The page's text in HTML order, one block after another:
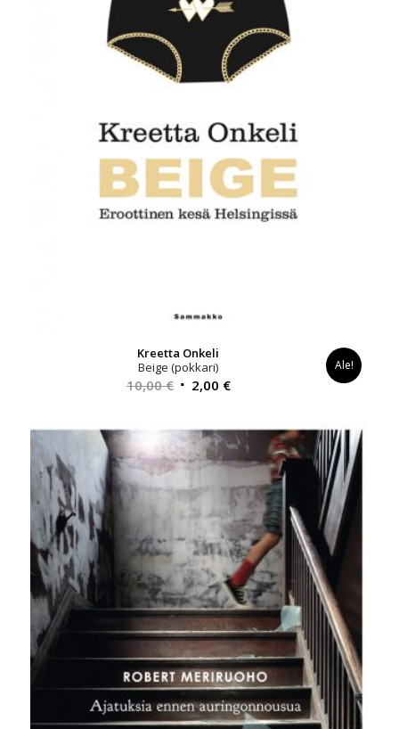
Kreetta Onkeli
Beige (pokkari)
10,00€ Alkuperäinen
oli:
10,00 €.
2,00 €Nykyinen
on:
2,00 €.
Ale!